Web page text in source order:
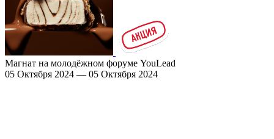
Магнат на молодёжном форуме YouLead
05 Октября 2024 — 05 Октября 2024